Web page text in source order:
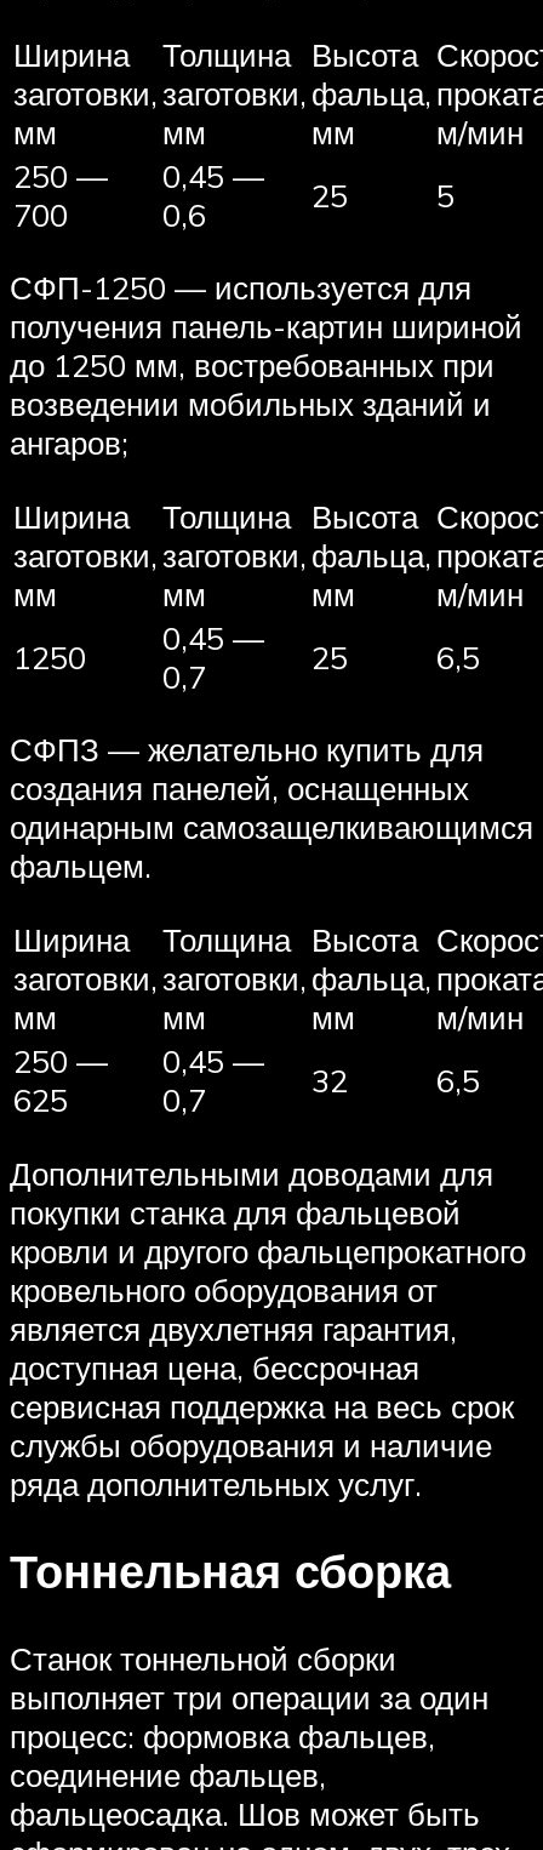
Ширина
заготовки,
мм
Толщина
заготовки,
мм
Высота
фальца,
мм
м/мин
250 —
700
0,45 —
0,6
25 5
СФП-1250 — используется для
получения панель-картин шириной
до 1250 мм, востребованных при
возведении мобильных зданий и
ангаров;
Ширина
заготовки,
мм
Толщина
заготовки,
мм
Высота
фальца,
мм
м/мин
1250
0,45 —
0,7
25 6,5
СФПЗ — желательно купить для
создания панелей, оснащенных
одинарным самозащелкивающимся
фальцем.
Ширина
заготовки,
мм
Толщина
заготовки,
мм
Высота
фальца,
мм
м/мин
250 —
625
0,45 —
0,7
32 6,5
Дополнительными доводами для
покупки станка для фальцевой
кровли и другого фальцепрокатного
кровельного оборудования от
является двухлетняя гарантия,
доступная цена, бессрочная
сервисная поддержка на весь срок
службы оборудования и наличие
ряда дополнительных услуг.
Тоннельная сборка
Станок тоннельной сборки
выполняет три операции за один
процесс: формовка фальцев,
соединение фальцев,
фальцеосадка. Шов может быть